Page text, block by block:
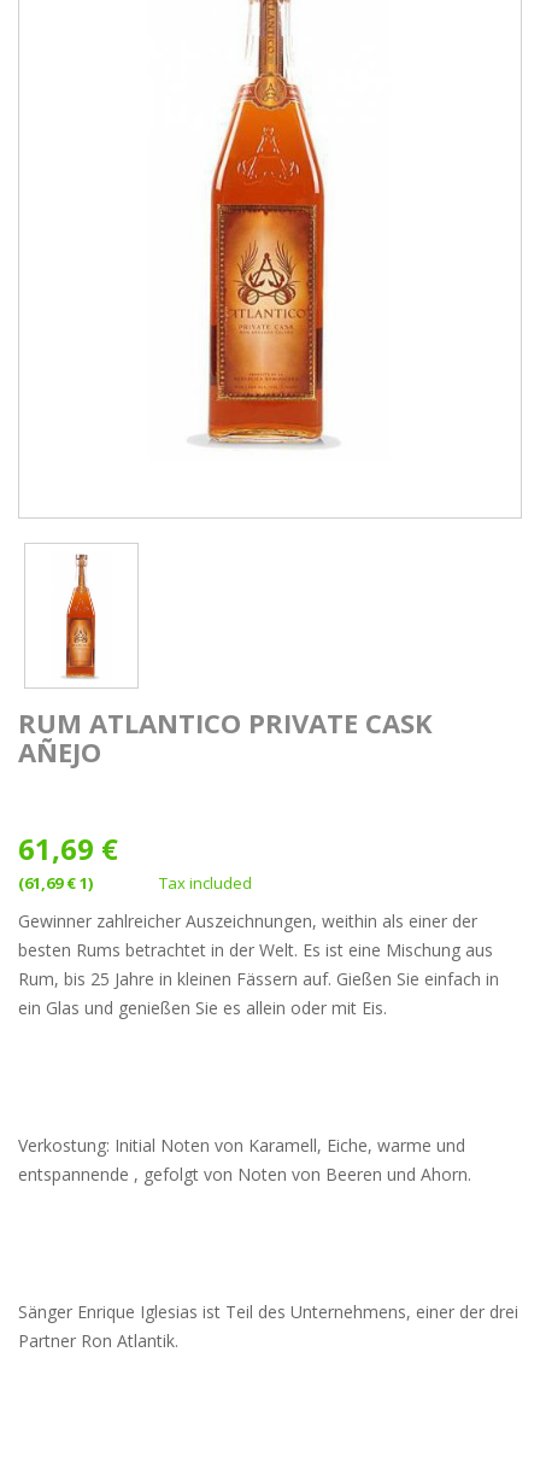
RUM ATLANTICO PRIVATE CASK
AÑEJO
61,69 €
(61,69 € 1) Tax included
Gewinner zahlreicher Auszeichnungen, weithin als einer der
besten Rums betrachtet in der Welt. Es ist eine Mischung aus
Rum, bis 25 Jahre in kleinen Fässern auf. Gießen Sie einfach in
ein Glas und genießen Sie es allein oder mit Eis.
Verkostung: Initial Noten von Karamell, Eiche, warme und
entspannende , gefolgt von Noten von Beeren und Ahorn.
Sänger Enrique Iglesias ist Teil des Unternehmens, einer der drei
Partner Ron Atlantik.